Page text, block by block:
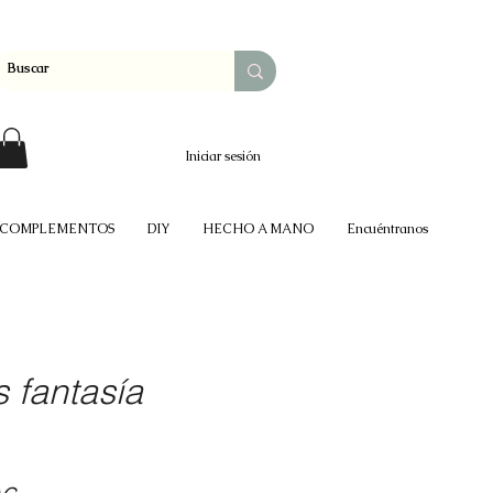
Iniciar sesión
COMPLEMENTOS DIY HECHO A MANO Encuéntranos
fantasía